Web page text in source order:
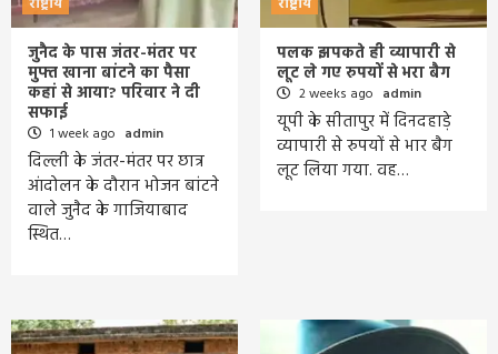
जुनैद के पास जंतर-मंतर पर
मुफ्त खाना बांटने का पैसा
कहां से आया? परिवार ने दी
सफाई
1 week ago admin
दिल्ली के जंतर-मंतर पर छात्र
आंदोलन के दौरान भोजन बांटने
वाले जुनैद के गाजियाबाद
स्थित…
पलक झपकते ही व्यापारी से
लूट ले गए रुपयों से भरा बैग
2 weeks ago admin
यूपी के सीतापुर में दिनदहाड़े
व्यापारी से रुपयों से भार बैग
लूट लिया गया. वह…